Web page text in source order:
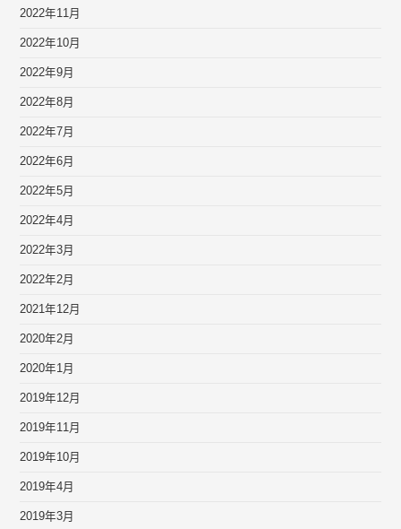
2022年11月
2022年10月
2022年9月
2022年8月
2022年7月
2022年6月
2022年5月
2022年4月
2022年3月
2022年2月
2021年12月
2020年2月
2020年1月
2019年12月
2019年11月
2019年10月
2019年4月
2019年3月